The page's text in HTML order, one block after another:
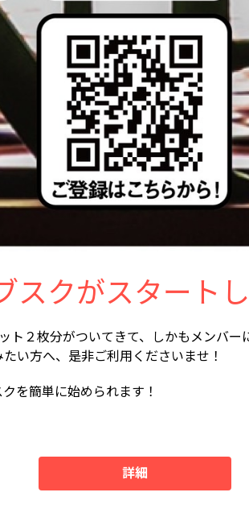
スクがスタート
ト２枚分がついてきて、しかもメンバ
い方へ、是非ご利用くださいませ！
を簡単に始められます！
詳細